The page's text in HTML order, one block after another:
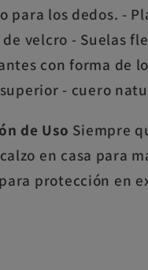
para los dedos. -
velcro - Suelas
con forma de
- cuero
de Uso Siempre
en casa para
protección en